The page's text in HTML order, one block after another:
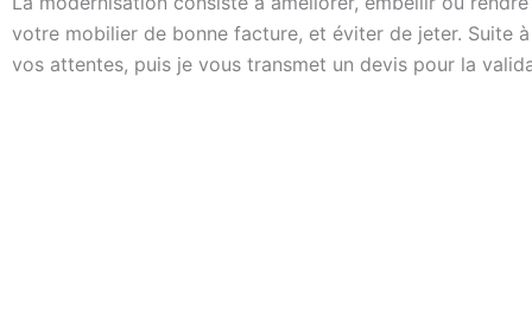
votre mobilier de bonne facture, et éviter de jeter. Suite
vos attentes, puis je vous transmet un devis pour la